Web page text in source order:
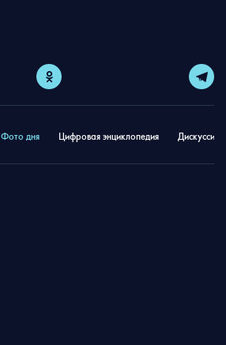
Фото дня Цифровая энциклопедия